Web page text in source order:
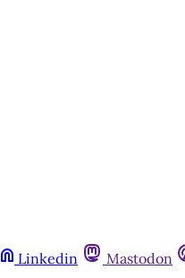
Linkedin Mastodon